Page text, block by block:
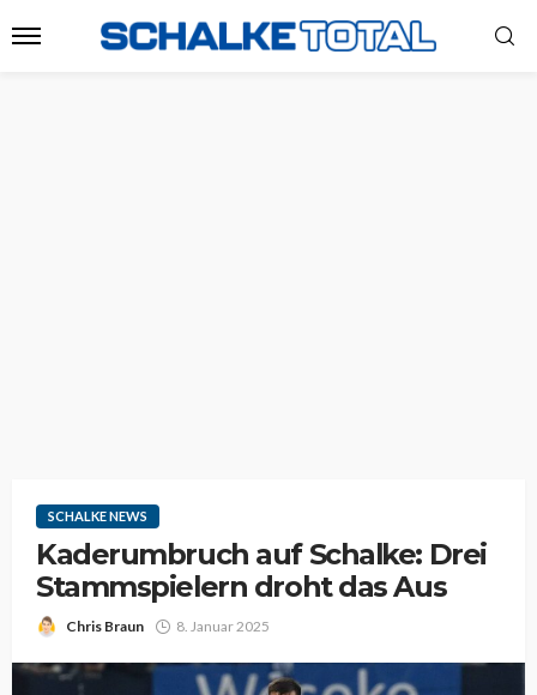
SCHALKE NEWS
Kaderumbruch auf Schalke: Drei
Stammspielern droht das Aus
Chris Braun 8. Januar 2025